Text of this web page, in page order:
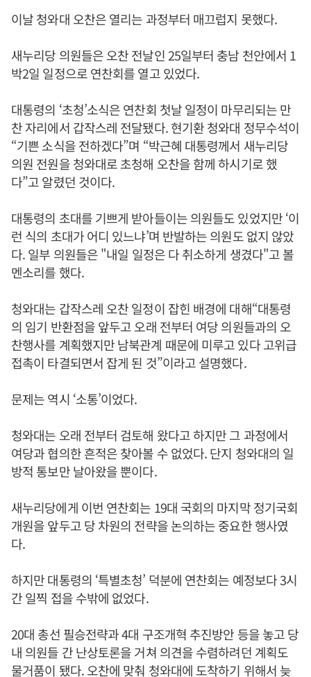
이날 청와대 오찬은 열리는 과정부터 매끄럽지 못했다.
새누리당 의원들은 오찬 전날인 25일부터 충남 천안에서 1
박2일 일정으로 연찬회를 열고 있었다.
대통령의 ‘초청’소식은 연찬회 첫날 일정이 마무리되는 만
찬 자리에서 갑작스레 전달됐다. 현기환 청와대 정무수석이
“기쁜 소식을 전하겠다”며 “박근혜 대통령께서 새누리당
의원 전원을 청와대로 초청해 오찬을 함께 하시기로 했
다”고 알렸던 것이다.
대통령의 초대를 기쁘게 받아들이는 의원들도 있었지만 ‘이
런 식의 초대가 어디 있느냐’며 반발하는 의원도 없지 않았
다. 일부 의원들은 "내일 일정은 다 취소하게 생겼다"고 볼
멘소리를 했다.
청와대는 갑작스레 오찬 일정이 잡힌 배경에 대해“대통령
의 임기 반환점을 앞두고 오래 전부터 여당 의원들과의 오
찬행사를 계획했지만 남북관계 때문에 미루고 있다 고위급
접촉이 타결되면서 잡게 된 것”이라고 설명했다.
문제는 역시 ‘소통’이었다.
청와대는 오래 전부터 검토해 왔다고 하지만 그 과정에서
여당과 협의한 흔적은 찾아볼 수 없었다. 단지 청와대의 일
방적 통보만 날아왔을 뿐이다.
새누리당에게 이번 연찬회는 19대 국회의 마지막 정기국회
개원을 앞두고 당 차원의 전략을 논의하는 중요한 행사였
다.
하지만 대통령의 ‘특별초청’ 덕분에 연찬회는 예정보다 3시
간 일찍 접을 수밖에 없었다.
20대 총선 필승전략과 4대 구조개혁 추진방안 등을 놓고 당
내 의원들 간 난상토론을 거쳐 의견을 수렴하려던 계획도
물거품이 됐다. 오찬에 맞춰 청와대에 도착하기 위해서 늦